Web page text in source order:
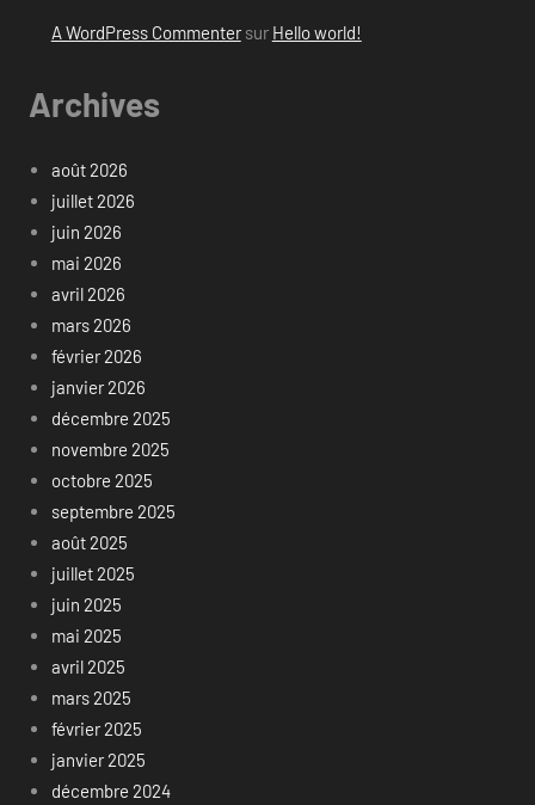
A WordPress Commentersur Hello world!
Archives
août 2026
juillet 2026
juin 2026
mai 2026
avril 2026
mars 2026
février 2026
janvier 2026
décembre 2025
novembre 2025
octobre 2025
septembre 2025
août 2025
juillet 2025
juin 2025
mai 2025
avril 2025
mars 2025
février 2025
janvier 2025
décembre 2024